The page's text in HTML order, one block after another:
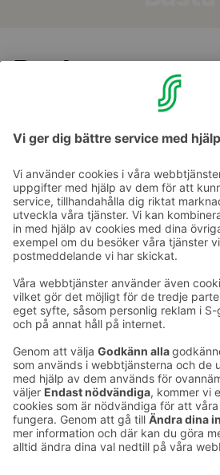
Bastu
Bastun är öppen på kvällarna från
Ta kontakt
Kontaktuppgifter till hotellen
Kontaktuppgifter till kundservice
Feedback
Ge feedback
Sokos Hotels nyhetsbrev
Prenumerera på vårt
nyhetsbrev
Du får Sokos Hotellens senaste
förmåner och nyheter till din e-